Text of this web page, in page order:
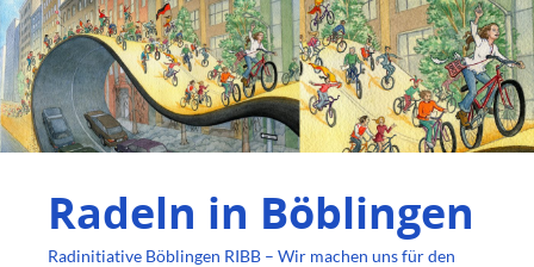
Radeln in Böblingen
Radinitiative Böblingen RIBB – Wir machen uns für den